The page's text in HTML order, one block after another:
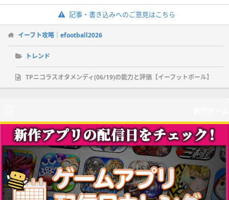
記事・書き込みへのご意見はこちら
イーフト攻略｜efootball2026
トレンド
TPニコラスオタメンディ(06/19)の能力と評価【イーフットボール】